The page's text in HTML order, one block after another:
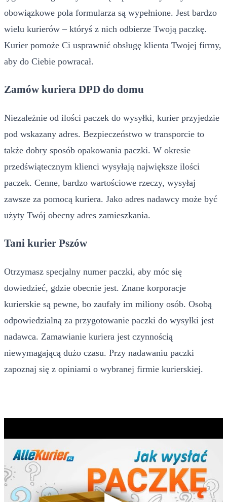
obowiązkowe pola formularza są wypełnione. Jest bardzo
wielu kurierów – któryś z nich odbierze Twoją paczkę.
Kurier pomoże Ci usprawnić obsługę klienta Twojej firmy,
aby do Ciebie powracał.
Zamów kuriera DPD do domu
Niezależnie od ilości paczek do wysyłki, kurier przyjedzie
pod wskazany adres. Bezpieczeństwo w transporcie to
także dobry sposób opakowania paczki. W okresie
przedświątecznym klienci wysyłają największe ilości
paczek. Cenne, bardzo wartościowe rzeczy, wysyłaj
zawsze za pomocą kuriera. Jako adres nadawcy może być
użyty Twój obecny adres zamieszkania.
Tani kurier Pszów
Otrzymasz specjalny numer paczki, aby móc się
dowiedzieć, gdzie obecnie jest. Znane korporacje
kurierskie są pewne, bo zaufały im miliony osób. Osobą
odpowiedzialną za przygotowanie paczki do wysyłki jest
nadawca. Zamawianie kuriera jest czynnością
niewymagającą dużo czasu. Przy nadawaniu paczki
zapoznaj się z opiniami o wybranej firmie kurierskiej.